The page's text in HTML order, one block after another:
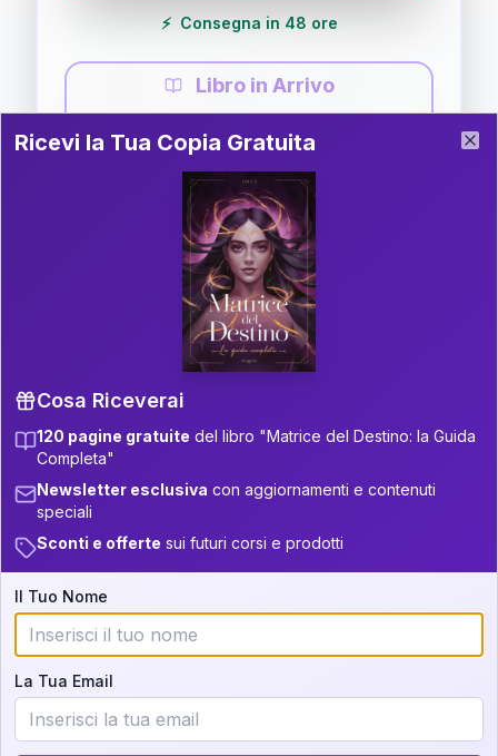
⚡ Consegna in 48 ore
Libro in Arrivo
Guida completa di Coppia
Il libro è in fase di scrittura. Iscriviti alla newsletter
per ricevere aggiornamenti!
P.S. Interpretazione parziale
gratuita
Scorri più in basso per vedere
un'interpretazione parziale gratuita della tua
Iscriviti alla newsletter per ricevere
aggiornamenti quando sarà disponibile.
Cosa scoprirete nella vostra
interpretazione:
💕 Come rafforzare la vostra unione
Ricevi la Tua Copia Gratuita del Libro
Ricevi la Tua Copia Gratuita
Cosa Riceverai
120 pagine gratuite del libro "Matrice del Destino: la Guida
Completa"
Newsletter esclusiva con aggiornamenti e contenuti
speciali
Sconti e offerte sui futuri corsi e prodotti
Il Tuo Nome
La Tua Email